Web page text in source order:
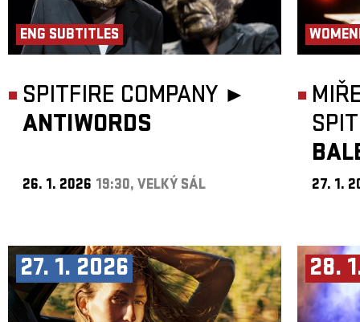
ENG SUBTITLES
SPITFIRE COMPANY ►
ANTIWORDS
26. 1. 2026 19:30, VELKÝ SÁL 27. 1.
27. 1. 2026 28.